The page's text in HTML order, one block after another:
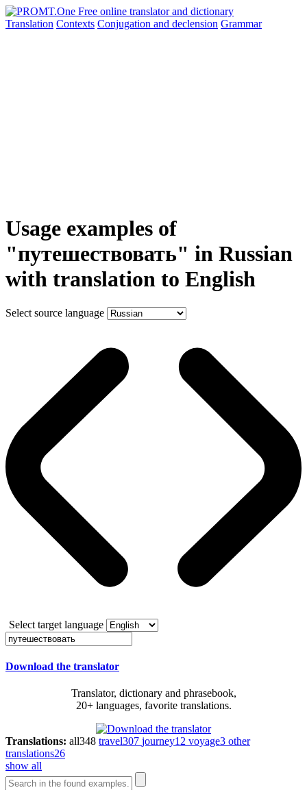
Translation Contexts Conjugation and declension Grammar
Usage examples of
"путешествовать" in Russian
with translation to English
Select source language
Select target language
Download the translator
Translator, dictionary and phrasebook,
20+ languages, favorite translations.
Translations: all348 travel307 journey12 voyage3 other
translations26
show all